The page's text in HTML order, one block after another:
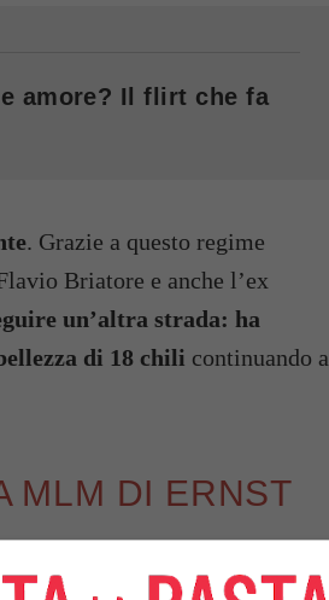
amore? Il flirt che fa
. Grazie a questo regime
Briatore e anche l’ex
un’altra strada: ha
di 18 chili continuando a
MLM DI ERNST
ad un nutrizionista o ad